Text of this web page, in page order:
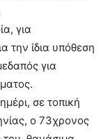
για
την ίδια υπόθεση
για
σε τοπική
ο 73χρονος